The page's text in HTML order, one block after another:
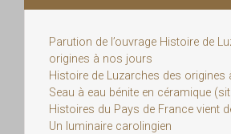
Parution de l’ouvrage Histoire de
origines à nos jours
Histoire de Luzarches des origines
Seau à eau bénite en céramique
Histoires du Pays de France vient
Un luminaire carolingien